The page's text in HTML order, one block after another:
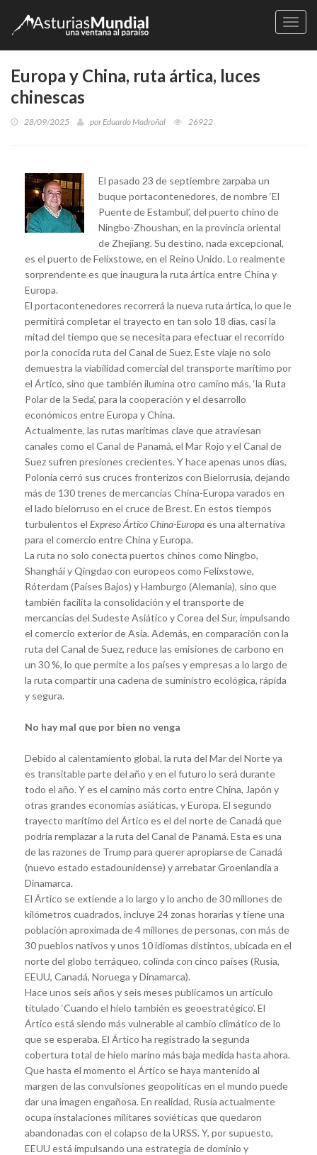
Europa y China, ruta ártica, luces
chinescas
28/09/2025 porEduardo Madroñal 26922
El pasado 23 de septiembre zarpaba un
buque portacontenedores, de nombre ‘El
Puente de Estambul’, del puerto chino de
Ningbo-Zhoushan, en la provincia oriental
de Zhejiang. Su destino, nada excepcional,
es el puerto de Felixstowe, en el Reino Unido. Lo realmente
sorprendente es que inaugura la ruta ártica entre China y
Europa.
El portacontenedores recorrerá la nueva ruta ártica, lo que le
permitirá completar el trayecto en tan solo 18 días, casi la
mitad del tiempo que se necesita para efectuar el recorrido
por la conocida ruta del Canal de Suez. Este viaje no solo
demuestra la viabilidad comercial del transporte marítimo por
el Ártico, sino que también ilumina otro camino más, ‘la Ruta
Polar de la Seda’, para la cooperación y el desarrollo
económicos entre Europa y China.
Actualmente, las rutas marítimas clave que atraviesan
canales como el Canal de Panamá, el Mar Rojo y el Canal de
Suez sufren presiones crecientes. Y hace apenas unos días,
Polonia cerró sus cruces fronterizos con Bielorrusia, dejando
más de 130 trenes de mercancías China-Europa varados en
el lado bielorruso en el cruce de Brest. En estos tiempos
turbulentos el Expreso Ártico China-Europaes una alternativa
para el comercio entre China y Europa.
La ruta no solo conecta puertos chinos como Ningbo,
Shanghái y Qingdao con europeos como Felixstowe,
Róterdam (Países Bajos) y Hamburgo (Alemania), sino que
también facilita la consolidación y el transporte de
mercancías del Sudeste Asiático y Corea del Sur, impulsando
el comercio exterior de Asia. Además, en comparación con la
ruta del Canal de Suez, reduce las emisiones de carbono en
un 30 %, lo que permite a los países y empresas a lo largo de
la ruta compartir una cadena de suministro ecológica, rápida
y segura.
No hay mal que por bien no venga
Debido al calentamiento global, la ruta del Mar del Norte ya
es transitable parte del año y en el futuro lo será durante
todo el año. Y es el camino más corto entre China, Japón y
otras grandes economías asiáticas, y Europa. El segundo
trayecto marítimo del Ártico es el del norte de Canadá que
podría remplazar a la ruta del Canal de Panamá. Esta es una
de las razones de Trump para querer apropiarse de Canadá
(nuevo estado estadounidense) y arrebatar Groenlandia a
Dinamarca.
El Ártico se extiende a lo largo y lo ancho de 30 millones de
kilómetros cuadrados, incluye 24 zonas horarias y tiene una
población aproximada de 4 millones de personas, con más de
30 pueblos nativos y unos 10 idiomas distintos, ubicada en el
norte del globo terráqueo, colinda con cinco países (Rusia,
EEUU, Canadá, Noruega y Dinamarca).
Hace unos seis años y seis meses publicamos un artículo
titulado ‘Cuando el hielo también es geoestratégico’. El
Ártico está siendo más vulnerable al cambio climático de lo
que se esperaba. El Ártico ha registrado la segunda
cobertura total de hielo marino más baja medida hasta ahora.
Que hasta el momento el Ártico se haya mantenido al
margen de las convulsiones geopolíticas en el mundo puede
dar una imagen engañosa. En realidad, Rusia actualmente
ocupa instalaciones militares soviéticas que quedaron
abandonadas con el colapso de la URSS. Y, por supuesto,
EEUU está impulsando una estrategia de dominio y